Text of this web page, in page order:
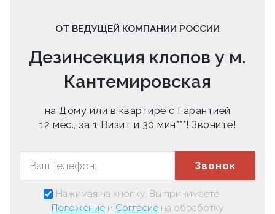
ОТ ВЕДУЩЕЙ КОМПАНИИ РОССИИ
Дезинсекция клопов у м.
Кантемировская
на Дому или в квартире с Гарантией
12 мес., за 1 Визит и 30 мин***! Звоните!
Звонок
Нажимая на кнопку, Вы принимаете
Положение и Согласие на обработку